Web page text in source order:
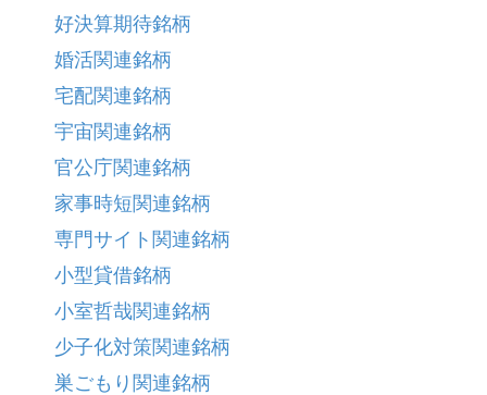
好決算期待銘柄
婚活関連銘柄
宅配関連銘柄
宇宙関連銘柄
官公庁関連銘柄
家事時短関連銘柄
専門サイト関連銘柄
小型貸借銘柄
小室哲哉関連銘柄
少子化対策関連銘柄
巣ごもり関連銘柄